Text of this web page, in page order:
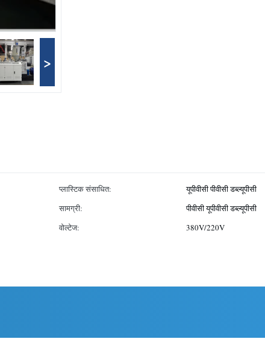
>
प्लास्टिक संसाधित:
यूपीवीसी पीवीसी डब्ल्यूपीसी
सामग्री:
पीवीसी यूपीवीसी डब्ल्यूपीसी
वोल्टेज:
380V/220V